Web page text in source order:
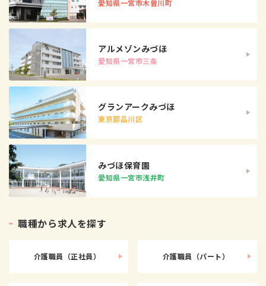
愛知県一宮市木曽川町
アルメゾンみづほ
愛知県一宮市三条
グランアークみづほ
東京都品川区
みづほ保育園
愛知県一宮市浅井町
職種から求人を探す
介護職員（正社員） 介護職員（パート）